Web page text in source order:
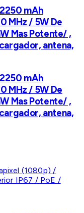
mAh
MHz / 5W De
Mas Potente/ ,
antena,
mAh
MHz / 5W De
Mas Potente/ ,
antena,